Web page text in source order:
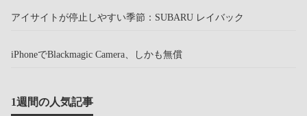
アイサイトが停止しやすい季節：SUBARU レイバック
iPhoneでBlackmagic Camera、しかも無償
1週間の人気記事